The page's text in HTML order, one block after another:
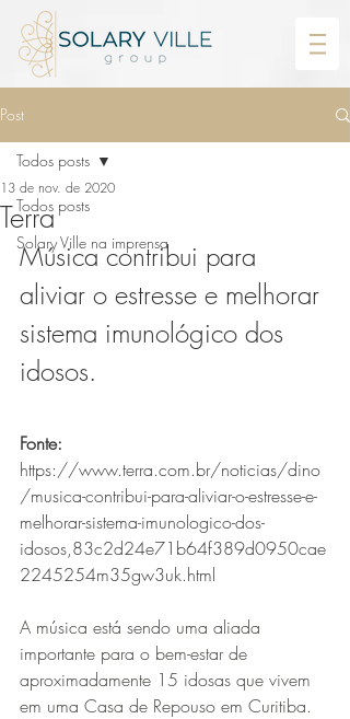
Post
Todos posts
Solary Ville na imprensa
Todos posts
Terra
13 de nov. de 2020
Música contribui para
aliviar o estresse e melhorar
sistema imunológico dos
idosos.
Fonte:
https://www.terra.com.br/noticias/dino
/musica-contribui-para-aliviar-o-estresse-e-
melhorar-sistema-imunologico-dos-
idosos,83c2d24e71b64f389d0950cae
2245254m35gw3uk.html
A música está sendo uma aliada
importante para o bem-estar de
aproximadamente 15 idosas que vivem
em uma Casa de Repouso em Curitiba.